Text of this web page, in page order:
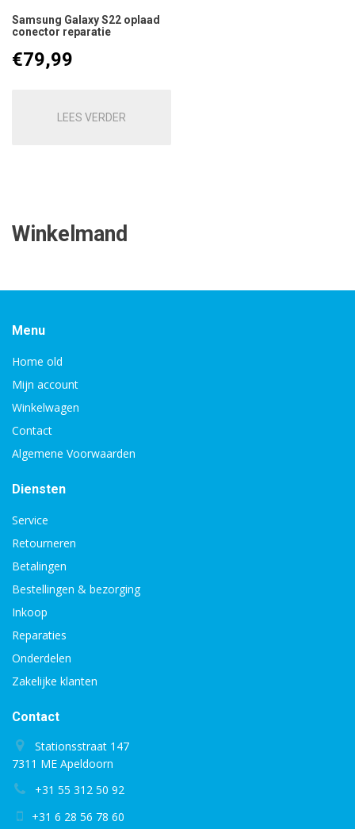
Samsung Galaxy S22 oplaad
conector reparatie
€79,99
LEES VERDER
Winkelmand
Menu
Home old
Mijn account
Winkelwagen
Contact
Algemene Voorwaarden
Diensten
Service
Retourneren
Betalingen
Bestellingen & bezorging
Inkoop
Reparaties
Onderdelen
Zakelijke klanten
Contact
Stationsstraat 147
7311 ME Apeldoorn
+31 55 312 50 92
+31 6 28 56 78 60